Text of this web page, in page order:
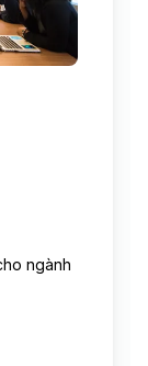
ngành